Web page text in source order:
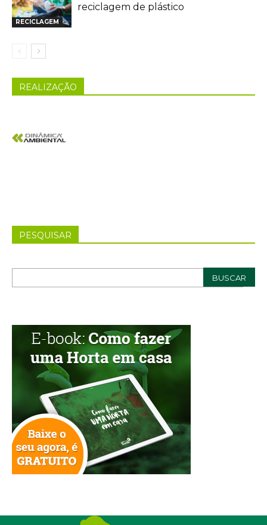
RECICLAGEM
reciclagem de plástico
REALIZAÇÃO
PESQUISAR